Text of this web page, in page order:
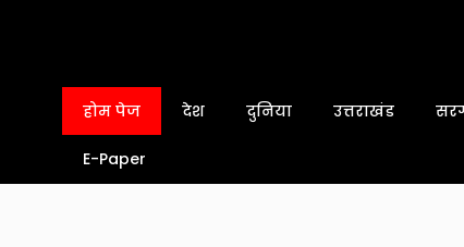
होम पेज देश दुनिया उत्तराखंड
E-Paper